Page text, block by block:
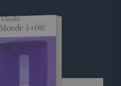
qu'est devenu le jeune
assoiffé de vivre et de savoir
Frenchy ...